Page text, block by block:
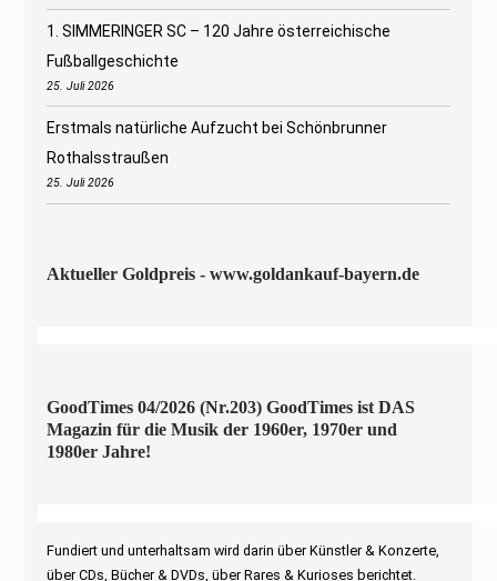
1. SIMMERINGER SC – 120 Jahre österreichische
Fußballgeschichte
25. Juli 2026
Erstmals natürliche Aufzucht bei Schönbrunner
Rothalsstraußen
25. Juli 2026
Aktueller Goldpreis - www.goldankauf-bayern.de
GoodTimes 04/2026 (Nr.203) GoodTimes ist DAS
Magazin für die Musik der 1960er, 1970er und
1980er Jahre!
Fundiert und unterhaltsam wird darin über Künstler & Konzerte,
über CDs, Bücher & DVDs, über Rares & Kurioses berichtet.